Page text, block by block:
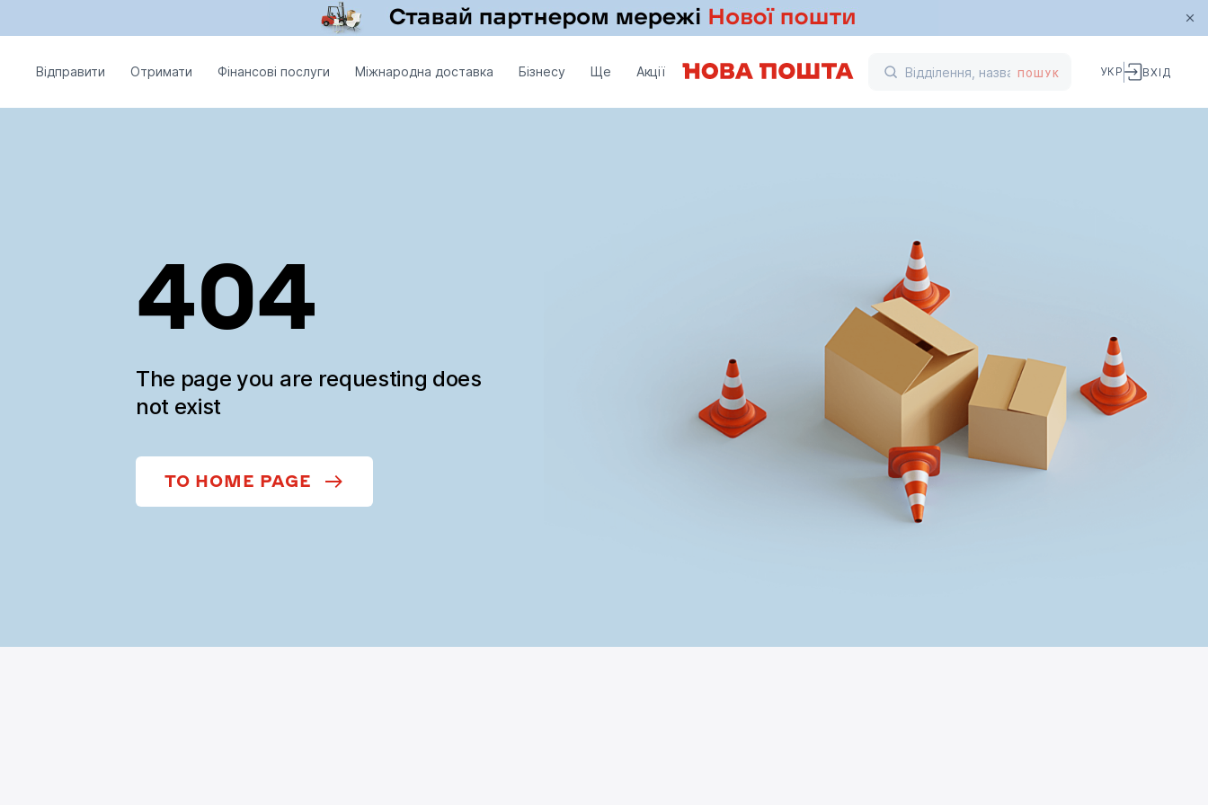
Відправити Отримати Фінансові послуги Міжнародна доставка Бізнесу Ще Акції ПОШУК УКР ВХІД
404
The page you are requesting does
not exist
TO HOME PAGE